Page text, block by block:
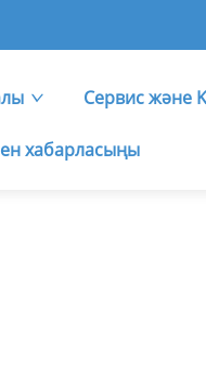
Сервис және
хабарласыңы